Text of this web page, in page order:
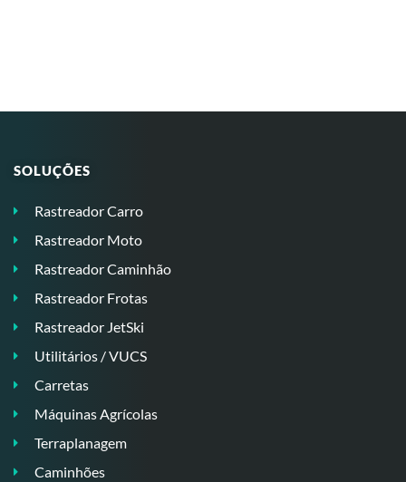
SOLUÇÕES
Rastreador Carro
Rastreador Moto
Rastreador Caminhão
Rastreador Frotas
Rastreador JetSki
Utilitários / VUCS
Carretas
Máquinas Agrícolas
Terraplanagem
Caminhões